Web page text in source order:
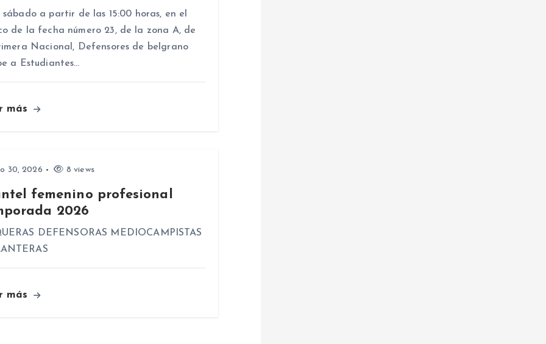
sábado a partir de las 15:00 horas, en el
de la fecha número 23, de la zona A, de
Nacional, Defensores de belgrano
a Estudiantes…
más
30, 2026 8 views
femenino profesional
2026
DEFENSORAS MEDIOCAMPISTAS
más